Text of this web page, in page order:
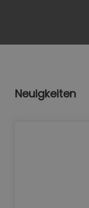
Neuigkeiten